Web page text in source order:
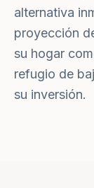
alternativa
proyección
su hogar
refugio de
su inversión.